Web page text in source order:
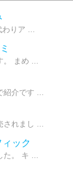
わりア ...
。 まめ ...
紹介です ...
されまし ...
ック
た。 キ ...